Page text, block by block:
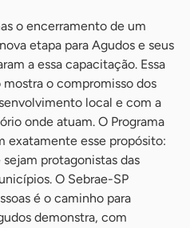
o encerramento de um
etapa para Agudos e seus
a essa capacitação. Essa
o compromisso dos
local e com a
onde atuam. O Programa
exatamente esse propósito:
protagonistas das
O Sebrae-SP
é o caminho para
demonstra, com